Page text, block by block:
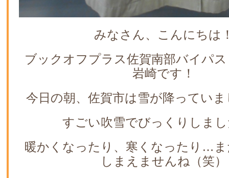
みなさん、こんにちは
ブックオフプラス佐賀南部バイパ
岩崎です！
今日の朝、佐賀市は雪が降ってい
すごい吹雪でびっくりしま
暖かくなったり、寒くなったり…
しまえませんね（笑）